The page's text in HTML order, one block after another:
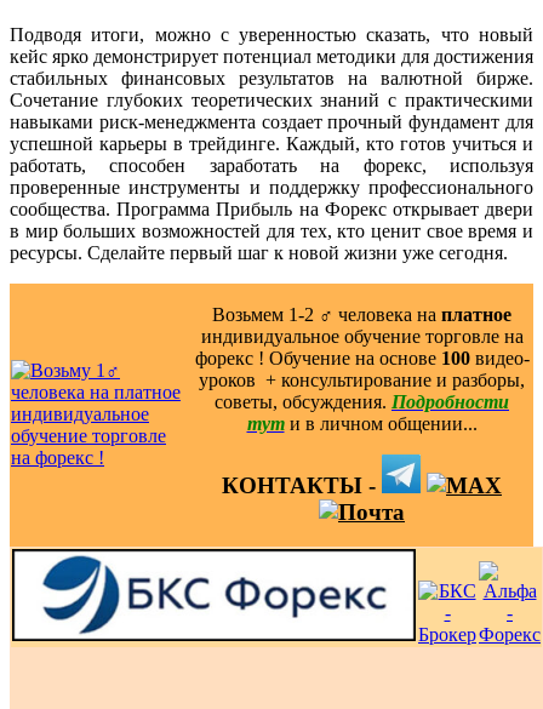
Подводя итоги, можно с уверенностью сказать, что новый
кейс ярко демонстрирует потенциал методики для достижения
стабильных финансовых результатов на валютной бирже.
Сочетание глубоких теоретических знаний с практическими
навыками риск-менеджмента создает прочный фундамент для
успешной карьеры в трейдинге. Каждый, кто готов учиться и
работать, способен заработать на форекс, используя
проверенные инструменты и поддержку профессионального
сообщества. Программа Прибыль на Форекс открывает двери
в мир больших возможностей для тех, кто ценит свое время и
ресурсы. Сделайте первый шаг к новой жизни уже сегодня.
Возьмем 1-2 ‍♂️ человека на платное
индивидуальное обучение торговле на
форекс ! Обучение на основе 100видео-
уроков ️ + консультирование и разборы,
советы, обсуждения. Подробности
тут и в личном общении...
КОНТАКТЫ -